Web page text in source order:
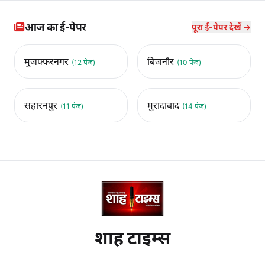
आज का ई-पेपर पूरा ई-पेपर देखें →
मुजफ्फरनगर (12 पेज) बिजनौर (10 पेज)
सहारनपुर (11 पेज) मुरादाबाद (14 पेज)
शाह टाइम्स